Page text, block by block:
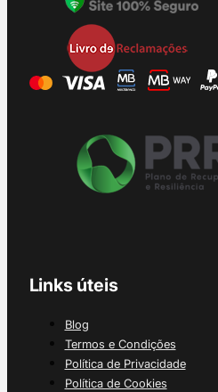
Links úteis
Blog
Termos e Condições
Política de Privacidade
Política de Cookies